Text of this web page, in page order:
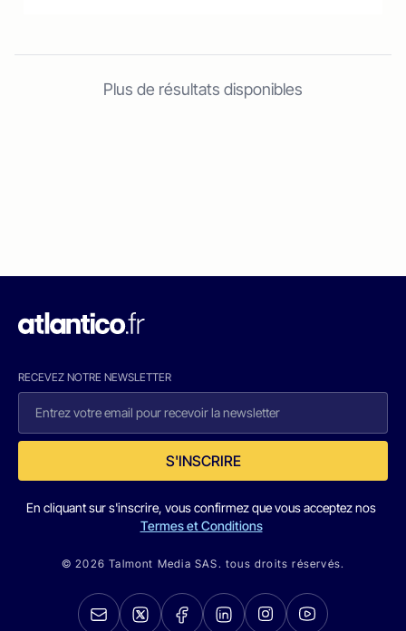
Plus de résultats disponibles
RECEVEZ NOTRE NEWSLETTER
S'INSCRIRE
En cliquant sur s'inscrire, vous confirmez que vous acceptez nos
Termes et Conditions
© 2026 Talmont Media SAS. tous droits réservés.